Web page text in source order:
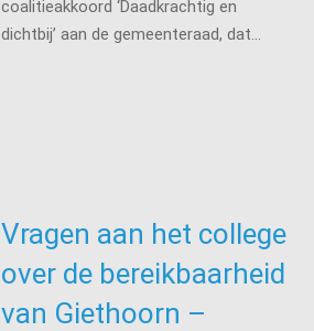
coalitieakkoord ‘Daadkrachtig en
dichtbij’ aan de gemeenteraad, dat…
Vragen aan het college
over de bereikbaarheid
van Giethoorn –